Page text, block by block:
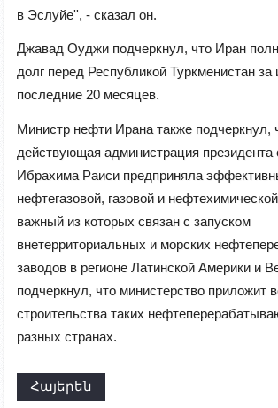
в Эслуйе'', - сказал он.
Джавад Оуджи подчеркнул, что Иран
долг перед Республикой Туркменистан за
последние 20 месяцев.
Министр нефти Ирана также подчеркнул,
действующая администрация президента
Ибрахима Раиси предприняла
нефтегазовой, газовой и
важный из которых связан с запуском
внетерриториальных и морских
заводов в регионе Латинской Америки и
подчеркнул, что министерство приложит
строительства таких
разных странах.
Հայերեն